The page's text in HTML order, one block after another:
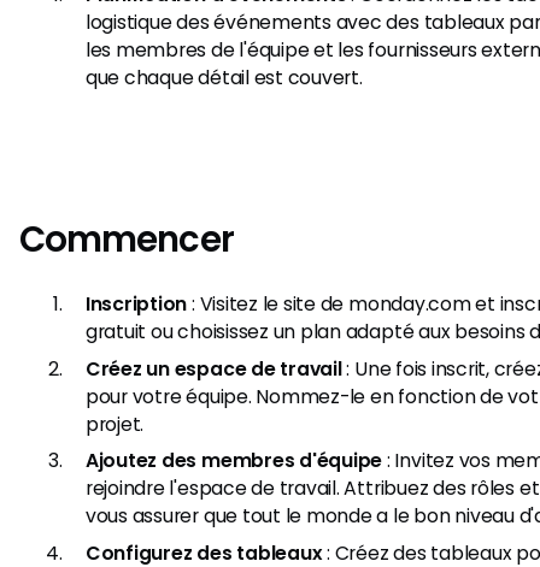
logistique des événements avec des tableaux
les membres de l'équipe et les fournisseurs
que chaque détail est couvert.
Commencer
Inscription: Visitez le site de monday.com et
gratuit ou choisissez un plan adapté aux besoins
Créez un espace de travail: Une fois inscrit,
pour votre équipe. Nommez-le en fonction de
projet.
Ajoutez des membres d'équipe: Invitez vos
rejoindre l'espace de travail. Attribuez des rôles
vous assurer que tout le monde a le bon niveau
Configurez des tableaux: Créez des tableaux